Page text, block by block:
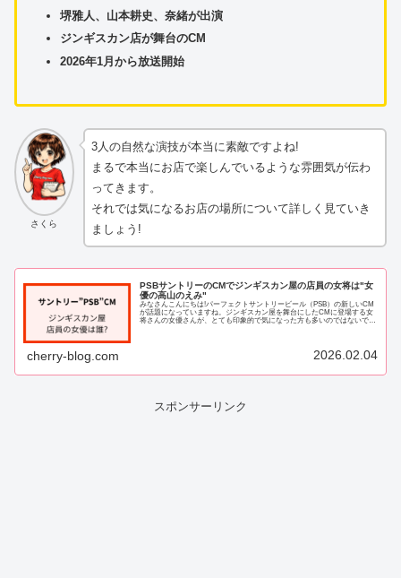
堺雅人、山本耕史、奈緒が出演
ジンギスカン店が舞台のCM
2026年1月から放送開始
さくら
3人の自然な演技が本当に素敵ですよね!
まるで本当にお店で楽しんでいるような雰囲気が伝わ
ってきます。
それでは気になるお店の場所について詳しく見ていき
ましょう!
PSBサントリーのCMでジンギスカン屋の店員の女将は"女
優の高山のえみ"
みなさんこんにちは!パーフェクトサントリービール（PSB）の新しいCM
が話題になっていますね。ジンギスカン屋を舞台にしたCMに登場する女
将さんの女優さんが、とても印象的で気になった方も多いのではないでし
cherry-blog.com 2026.02.04
スポンサーリンク